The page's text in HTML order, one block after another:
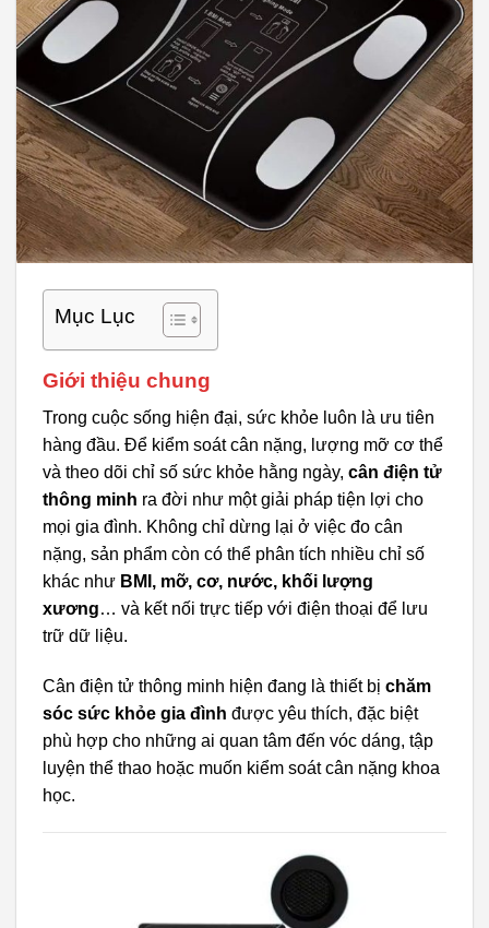
Mục Lục
Giới thiệu chung
Trong cuộc sống hiện đại, sức khỏe luôn là ưu tiên
hàng đầu. Để kiểm soát cân nặng, lượng mỡ cơ thể
và theo dõi chỉ số sức khỏe hằng ngày, cân điện tử
thông minh ra đời như một giải pháp tiện lợi cho
mọi gia đình. Không chỉ dừng lại ở việc đo cân
nặng, sản phẩm còn có thể phân tích nhiều chỉ số
khác như BMI, mỡ, cơ, nước, khối lượng
xương… và kết nối trực tiếp với điện thoại để lưu
trữ dữ liệu.
Cân điện tử thông minh hiện đang là thiết bị chăm
sóc sức khỏe gia đình được yêu thích, đặc biệt
phù hợp cho những ai quan tâm đến vóc dáng, tập
luyện thể thao hoặc muốn kiểm soát cân nặng khoa
học.